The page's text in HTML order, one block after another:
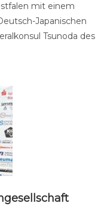
mit einem
Japanischen
Tsunoda des